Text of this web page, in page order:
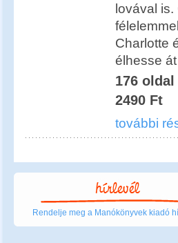
lovával
Charlotte
élhesse
176 oldal
2490 Ft
további
Rendelje meg a Manókönyvek kiadó